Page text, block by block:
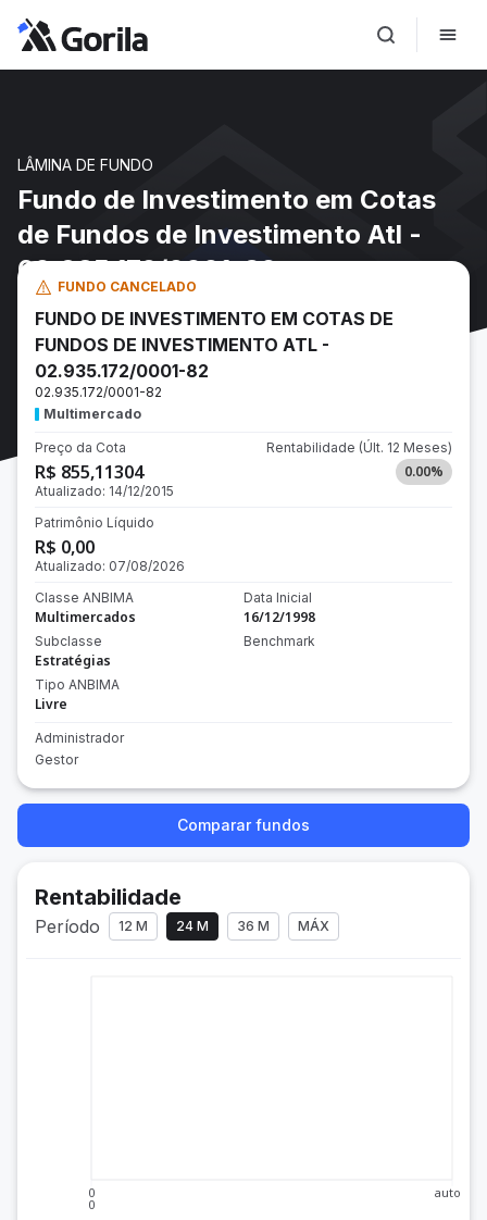
LÂMINA DE FUNDO
Fundo de Investimento em Cotas
de Fundos de Investimento Atl -
02.935.172/0001-82
FUNDO CANCELADO
FUNDO DE INVESTIMENTO EM COTAS DE
FUNDOS DE INVESTIMENTO ATL -
02.935.172/0001-82
02.935.172/0001-82
Multimercado
Preço da Cota
R$ 855,11304
Atualizado: 14/12/2015
Rentabilidade (Últ. 12 Meses)
0.00%
Patrimônio Líquido
R$ 0,00
Atualizado: 07/08/2026
Classe ANBIMA
Multimercados
Subclasse
Estratégias
Tipo ANBIMA
Livre
Data Inicial
16/12/1998
Benchmark
Administrador
Gestor
Comparar fundos
Rentabilidade
Período 12 M 24 M 36 M MÁX
0
0
auto